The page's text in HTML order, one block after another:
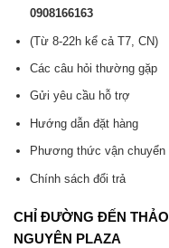
0908166163
(Từ 8-22h kể cả T7, CN)
Các câu hỏi thường gặp
Gửi yêu cầu hỗ trợ
Hướng dẫn đặt hàng
Phương thức vận chuyển
Chính sách đổi trả
CHỈ ĐƯỜNG ĐẾN THẢO
NGUYÊN PLAZA